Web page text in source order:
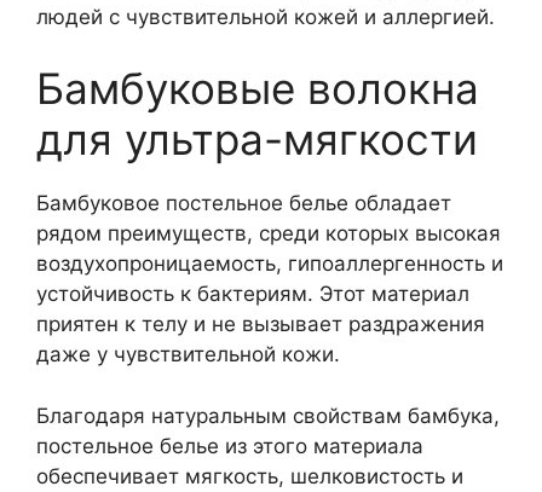
людей с чувствительной кожей и аллергией.
Бамбуковые волокна
для ультра-мягкости
Бамбуковое постельное белье обладает
рядом преимуществ, среди которых высокая
воздухопроницаемость, гипоаллергенность и
устойчивость к бактериям. Этот материал
приятен к телу и не вызывает раздражения
даже у чувствительной кожи.
Благодаря натуральным свойствам бамбука,
постельное белье из этого материала
обеспечивает мягкость, шелковистость и